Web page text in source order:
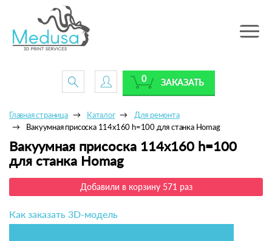
Toggle
ЗАКАЗАТЬ
0
Главная страница Каталог
Для ремонта
Вакуумная присоска 114х160 h=100 для станка Homag
Вакуумная присоска 114х160 h=100
для станка Homag
Добавили в корзину 571 раз
Как заказать 3D-модель